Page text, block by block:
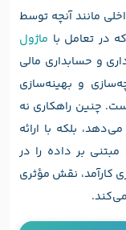
مانند آنچه توسط
در تعامل با ماژول
و حسابداری مالی
و بهینه‌سازی
چنین راهکاری نه
بلکه با ارائه
بر داده را در
کارآمد، نقش مؤثری
می‌کند.